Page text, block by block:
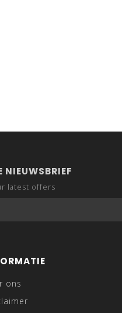
NIEUWSBRIEF
latest offers
ons